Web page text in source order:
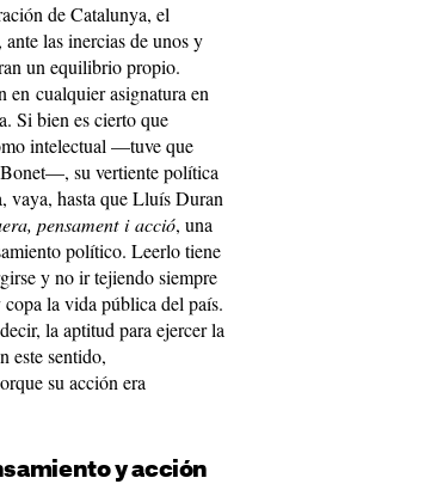
de Catalunya, el
las inercias de unos y
un equilibrio propio.
en cualquier asignatura en
Si bien es cierto que
intelectual —tuve que
su vertiente política
vaya, hasta que Lluís Duran
pensament i acció, una
político. Leerlo tiene
y no ir tejiendo siempre
la vida pública del país.
la aptitud para ejercer la
este sentido,
su acción era
y acción